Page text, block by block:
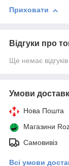
Приховати
Відгуки про
Ще немає
Умови
Нова Пошта
Магазини
Самовивіз
Всі умови